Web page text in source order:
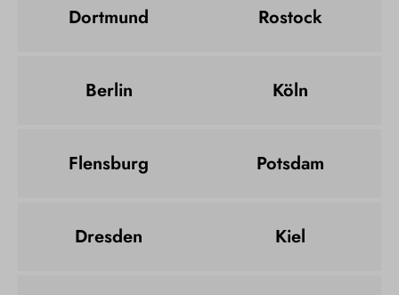
Dortmund Rostock
Berlin Köln
Flensburg Potsdam
Dresden Kiel